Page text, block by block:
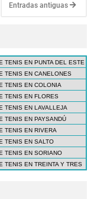
Entradas antiguas
TENIS EN PUNTA DEL ESTE
TENIS EN CANELONES
TENIS EN COLONIA
TENIS EN FLORES
TENIS EN LAVALLEJA
TENIS EN PAYSANDÚ
TENIS EN RIVERA
TENIS EN SALTO
TENIS EN SORIANO
TENIS EN TREINTA Y TRES